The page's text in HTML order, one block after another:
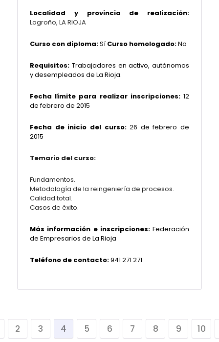
Localidad y provincia de realización:
Logroño, LA RIOJA
Curso con diploma:Sí Curso homologado:No
Requisitos: Trabajadores en activo, autónomos
y desempleados de La Rioja.
Fecha límite para realizar inscripciones:12
de febrero de 2015
Fecha de inicio del curso:26 de febrero de
2015
Temario del curso:
Fundamentos.
Metodología de la reingeniería de procesos.
Calidad total.
Casos de éxito.
Más información e inscripciones:Federación
de Empresarios de La Rioja
Teléfono de contacto:941 271 271
2 3 4 5 6 7 8 9 10